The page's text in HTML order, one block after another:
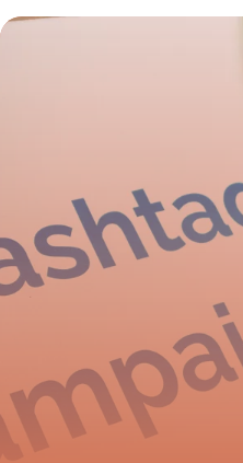
Référencement